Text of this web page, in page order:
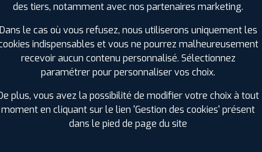
PROFIL PLUS DANS LES
VENDÉE (85)
+ D'INFOS
VIENNE (86)
+ D'INFOS
des tiers, notamment avec nos partenaires marketing.
Dans le cas où vous refusez, nous utiliserons uniquement les
indispensables et vous ne pourrez malheureusement
recevoir aucun contenu personnalisé. Sélectionnez
paramétrer pour personnaliser vos choix.
plus, vous avez la possibilité de modifier votre choix à tout
moment en cliquant sur le lien 'Gestion des cookies' présent
dans le pied de page du site